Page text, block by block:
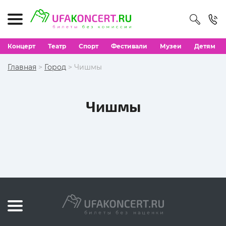
Концерт Театр Спорт Фестивали Музеи Детям
Главная > Город > Чишмы
Чишмы